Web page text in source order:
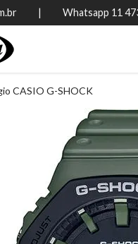
|          Whatsapp 11
CASIO G-SHOCK